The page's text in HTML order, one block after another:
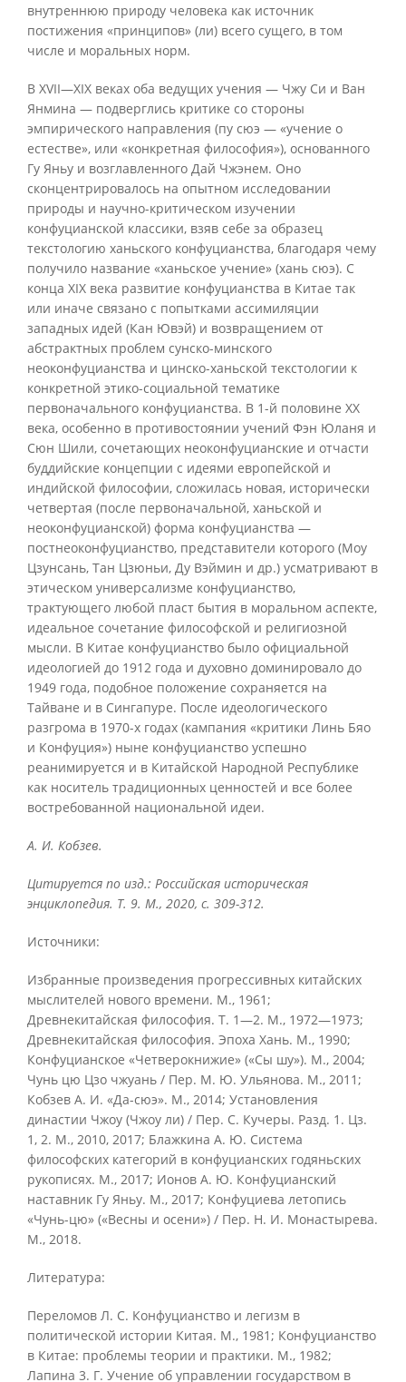
внутреннюю природу человека как источник
постижения «принципов» (ли) всего сущего, в том
числе и моральных норм.
В XVII—XIX веках оба ведущих учения — Чжу Си и Ван
Янмина — подверглись критике со стороны
эмпирического направления (пу сюэ — «учение о
естестве», или «конкретная философия»), основанного
Гу Яньу и возглавленного Дай Чжэнем. Оно
сконцентрировалось на опытном исследовании
природы и научно-критическом изучении
конфуцианской классики, взяв себе за образец
текстологию ханьского конфуцианства, благодаря чему
получило название «ханьское учение» (хань сюэ). С
конца XIX века развитие конфуцианства в Китае так
или иначе связано с попытками ассимиляции
западных идей (Кан Ювэй) и возвращением от
абстрактных проблем сунско-минского
неоконфуцианства и цинско-ханьской текстологии к
конкретной этико-социальной тематике
первоначального конфуцианства. В 1-й половине XX
века, особенно в противостоянии учений Фэн Юланя и
Сюн Шили, сочетающих неоконфуцианские и отчасти
буддийские концепции с идеями европейской и
индийской философии, сложилась новая, исторически
четвертая (после первоначальной, ханьской и
неоконфуцианской) форма конфуцианства —
постнеоконфуцианство, представители которого (Моу
Цзунсань, Тан Цзюньи, Ду Вэймин и др.) усматривают в
этическом универсализме конфуцианство,
трактующего любой пласт бытия в моральном аспекте,
идеальное сочетание философской и религиозной
мысли. В Китае конфуцианство было официальной
идеологией до 1912 года и духовно доминировало до
1949 года, подобное положение сохраняется на
Тайване и в Сингапуре. После идеологического
разгрома в 1970-х годах (кампания «критики Линь Бяо
и Конфуция») ныне конфуцианство успешно
реанимируется и в Китайской Народной Республике
как носитель традиционных ценностей и все более
востребованной национальной идеи.
А. И. Кобзев.
Цитируется по изд.: Российская историческая
энциклопедия. Т. 9. М., 2020, с. 309-312.
Источники:
Избранные произведения прогрессивных китайских
мыслителей нового времени. М., 1961;
Древнекитайская философия. Т. 1—2. М., 1972—1973;
Древнекитайская философия. Эпоха Хань. М., 1990;
Конфуцианское «Четверокнижие» («Сы шу»). М., 2004;
Чунь цю Цзо чжуань / Пер. М. Ю. Ульянова. М., 2011;
Кобзев А. И. «Да-сюэ». М., 2014; Установления
династии Чжоу (Чжоу ли) / Пер. С. Кучеры. Разд. 1. Цз.
1, 2. М., 2010, 2017; Блажкина А. Ю. Система
философских категорий в конфуцианских годяньских
рукописях. М., 2017; Ионов А. Ю. Конфуцианский
наставник Гу Яньу. М., 2017; Конфуциева летопись
«Чунь-цю» («Весны и осени») / Пер. Н. И. Монастырева.
М., 2018.
Литература:
Переломов Л. С. Конфуцианство и легизм в
политической истории Китая. М., 1981; Конфуцианство
в Китае: проблемы теории и практики. М., 1982;
Лапина 3. Г. Учение об управлении государством в